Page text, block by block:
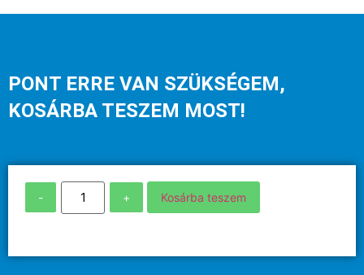
PONT ERRE VAN SZÜKSÉGEM,
KOSÁRBA TESZEM MOST!
- + Kosárba teszem